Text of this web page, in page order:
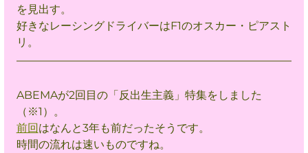
を見出す。
好きなレーシングドライバーはF1のオスカー・ピアスト
リ。
ABEMAが2回目の「反出生主義」特集をしました
（※1）。
前回はなんと3年も前だったそうです。
時間の流れは速いものですね。